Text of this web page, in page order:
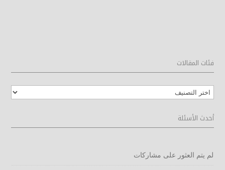
فئات المقالات
فئات
المقالات
أحدث الأسئلة
لم يتم العثور على مشاركات